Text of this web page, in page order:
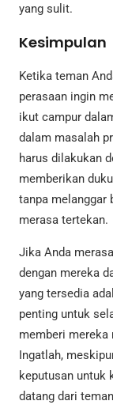
yang sulit.
Kesimpulan
Ketika teman
perasaan ingin
ikut campur
dalam masalah
harus dilakukan
memberikan
tanpa melanggar
merasa tertekan.
Jika Anda
dengan mereka
yang tersedia
penting untuk
memberi mereka
Ingatlah,
keputusan untuk
datang dari